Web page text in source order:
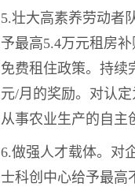
5.壮大高素养劳动者
予最高5.4万元租房
免费租住政策。持续
元/月的奖励。对认
从事农业生产的自主
6.做强人才载体。对
士科创中心给予最高